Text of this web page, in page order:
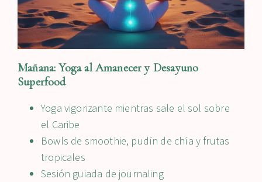
Mañana: Yoga al Amanecer y Desayuno
Superfood
Yoga vigorizante mientras sale el sol sobre
el Caribe
Bowls de smoothie, pudín de chía y frutas
tropicales
Sesión guiada de journaling